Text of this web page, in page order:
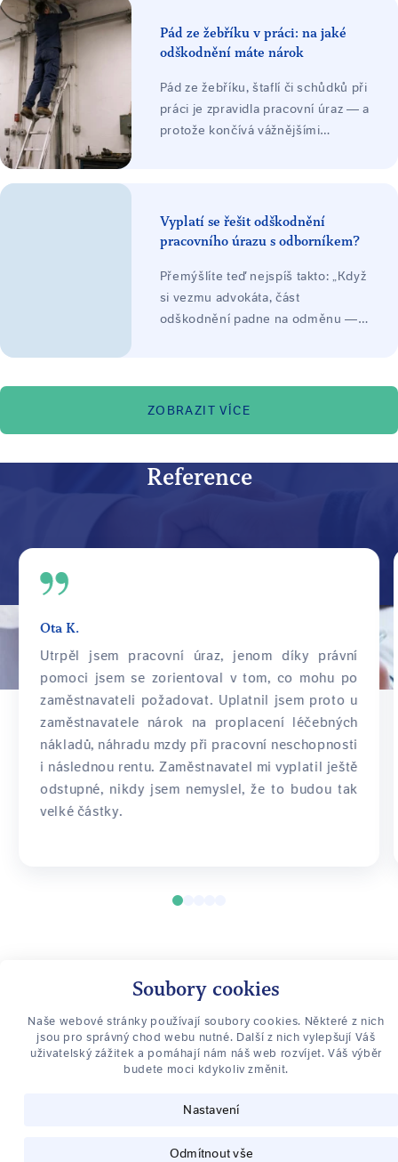
Odškodnění platí zaměstnavatel ze
svého zákonného pojištění.
Pád ze žebříku v práci: na jaké
odškodnění máte nárok
Pád ze žebříku, štaflí či schůdků při
práci je zpravidla pracovní úraz — a
protože končívá vážnějšími
při trvalých následcích ztížení
společenského uplatnění, často
platí zaměstnavatel ze svého
zákonného pojištění.
Vyplatí se řešit odškodnění
pracovního úrazu s odborníkem?
Přemýšlíte teď nejspíš takto: „Když
si vezmu advokáta, část
odškodnění padne na odměnu —
ZOBRAZIT VÍCE
Reference
Ota K.
Utrpěl jsem pracovní úraz, jenom díky právní
pomoci jsem se zorientoval v tom, co mohu po
zaměstnavateli požadovat. Uplatnil jsem proto u
zaměstnavatele nárok na proplacení léčebných
nákladů, náhradu mzdy při pracovní neschopnosti
i následnou rentu. Zaměstnavatel mi vyplatil ještě
odstupné, nikdy jsem nemyslel, že to budou tak
velké částky.
+420 773 014 007
info@pravozamestnance.cz
Právo zaměstnance
O vaše práva zaměstnance se stará Advokátní kancelář Ing. Mgr.
Ladislav Šmarda, se sídlem v Olomouci a Praze, ČAK 18060
Nenechte si uniknout nic důležitého
Soubory cookies
Naše webové stránky používají soubory cookies. Některé z nich
jsou pro správný chod webu nutné. Další z nich vylepšují Váš
uživatelský zážitek a pomáhají nám náš web rozvíjet. Váš výběr
budete moci kdykoliv změnit.
Nastavení
Odmítnout vše